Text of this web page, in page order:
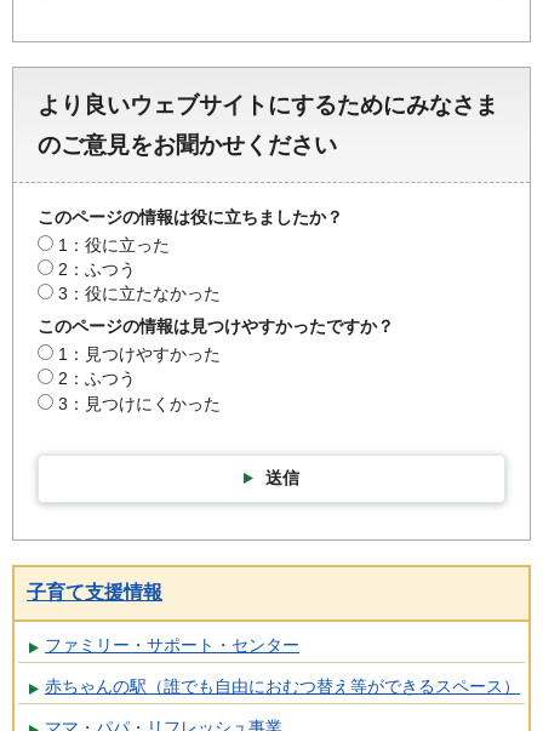
より良いウェブサイトにするためにみなさま
のご意見をお聞かせください
このページの情報は役に立ちましたか？
1：役に立った
2：ふつう
3：役に立たなかった
このページの情報は見つけやすかったですか？
1：見つけやすかった
2：ふつう
3：見つけにくかった
送信
子育て支援情報
ファミリー・サポート・センター
赤ちゃんの駅（誰でも自由におむつ替え等ができるスペース）
ママ・パパ・リフレッシュ事業